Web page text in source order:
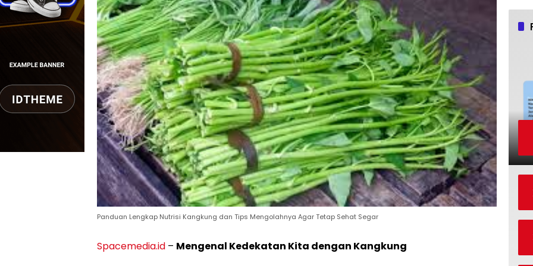
Panduan Lengkap Nutrisi Kangkung dan Tips Mengolahnya Agar Tetap Sehat Segar
Spacemedia.id – Mengenal Kedekatan Kita dengan Kangkung